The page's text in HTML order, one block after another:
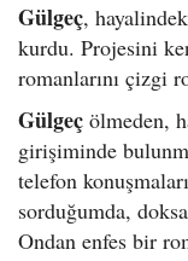
Gülgeç,
kurdu. Projesini
romanlarını çizgi
Gülgeç ölmeden,
girişiminde
telefon
sorduğumda,
Ondan enfes bir